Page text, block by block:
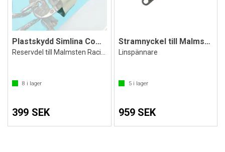
Plastskydd Simlina Competitor
8 i lager
399 SEK
Stramnyckel till Malmsten Simlinor
Linspännare
5i lager
959 SEK